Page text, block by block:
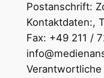
Postanschrift:
Kontaktdaten:,
Fax: +49 211 /
Verantwortliche